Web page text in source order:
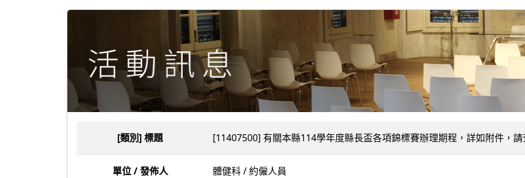
[類別] 標題 [11407500] 有關本縣114學年度縣長盃各項錦標賽辦理期程，詳如附件，
單位 / 發佈人 體健科 / 約僱人員